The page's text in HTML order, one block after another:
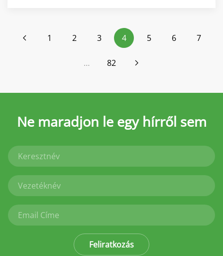
1 2 3 4 5 6 7
… 82
Ne maradjon le egy hírről sem
Feliratkozás